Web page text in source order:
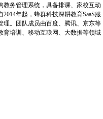
务管理系统，具备排课、家校互动
年起，蜂群科技深耕教育SaaS服
理。团队成员由百度、腾讯、京东等
育培训、移动互联网、大数据等领域